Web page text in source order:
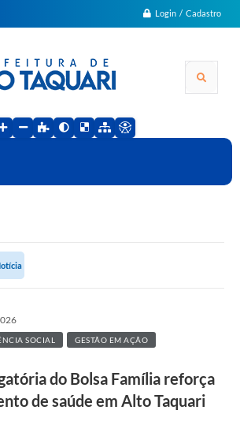
Login / Cadastro
SOCIAL GESTÃO EM AÇÃO
do Bolsa Família reforça
de saúde em Alto Taquari